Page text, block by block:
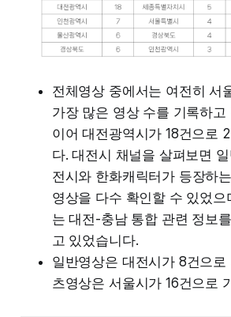
전체영상 중에서는 여전히 서
가장 많은 영상 수를 기록하고
이어 대전광역시가 18건으로
다. 대전시 채널을 살펴보면
전시와 한화캐릭터가 등장하
영상을 다수 확인할 수 있었으
는 대전-충남 통합 관련 정보
고 있었습니다.
일반영상은 대전시가 8건으
츠영상은 서울시가 16건으로